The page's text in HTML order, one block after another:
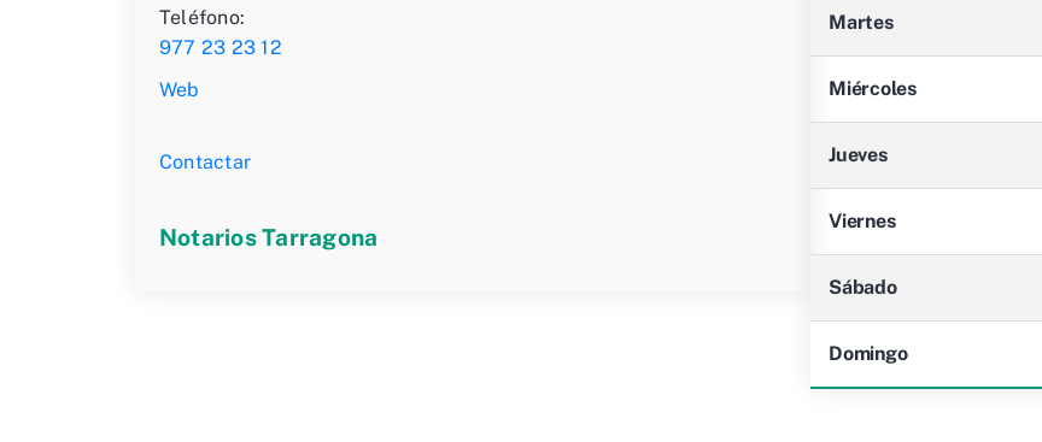
Teléfono:
977 23 23 12
Web
Contactar
Notarios Tarragona
Martes
Miércoles
Jueves
Viernes
Sábado
Domingo